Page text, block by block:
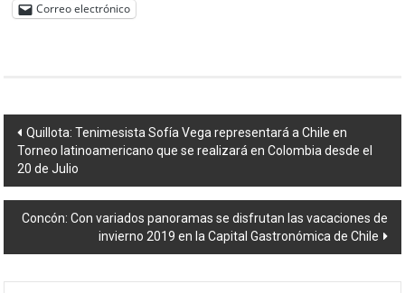
Correo electrónico
Navegación
de
entradas
Quillota: Tenimesista Sofía Vega representará a Chile en
Torneo latinoamericano que se realizará en Colombia desde el
20 de Julio
Concón: Con variados panoramas se disfrutan las vacaciones de
invierno 2019 en la Capital Gastronómica de Chile